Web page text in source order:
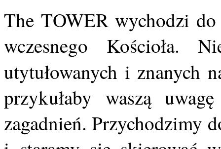
The TOWER wychodzi
wczesnego Kościoła.
utytułowanych i znanych
przykułaby waszą
zagadnień. Przychodzimy